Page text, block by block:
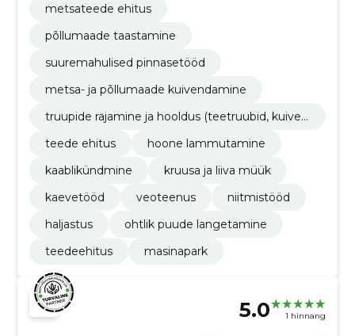
metsateede ehitus
põllumaade taastamine
suuremahulised pinnasetööd
metsa- ja põllumaade kuivendamine
truupide rajamine ja hooldus (teetruubid, kuiven
teede ehitus
hoone lammutamine
kaablikündmine
kruusa ja liiva müük
kaevetööd
veoteenus
niitmistööd
haljastus
ohtlik puude langetamine
teedeehitus
masinapark
5.0 1 hinnang